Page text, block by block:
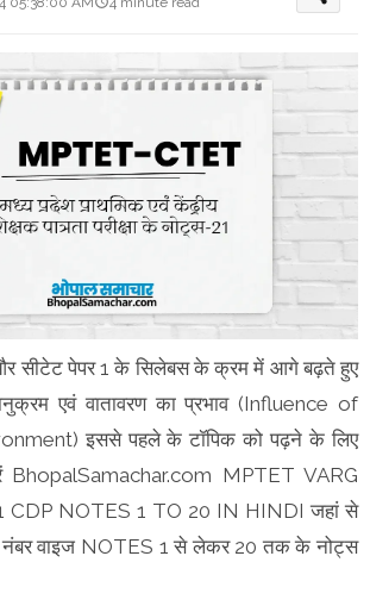
और सीटेट पेपर 1 के सिलेबस के क्रम में आगे बढ़ते हुए
एवं वातावरण का प्रभाव (Influence of
इससे पहले के टॉपिक को पढ़ने के लिए
MPTET VARG
CDP NOTES 1 TO 20 IN HINDI जहां से
नंबर वाइज NOTES 1 से लेकर 20 तक के नोट्स